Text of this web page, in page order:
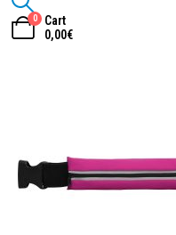
0
Cart
0,00€